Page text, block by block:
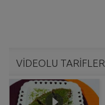
VİDEOLU TARİFLER